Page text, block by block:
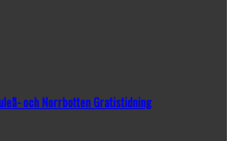
och Norrbotten Gratistidning